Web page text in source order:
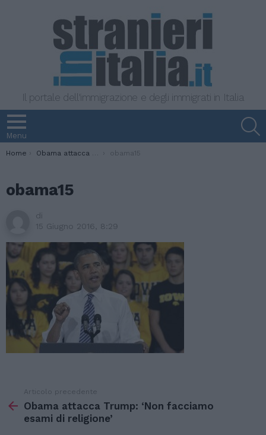
Il portale dell'immigrazione e degli immigrati in Italia
Menu
You are here:
Home Obama attacca Trump: ‘Non facciamo esami di religione’ obama15
obama15
di
15 Giugno 2016, 8:29
di
Articolo precedente
Obama attacca Trump: ‘Non facciamo
esami di religione’